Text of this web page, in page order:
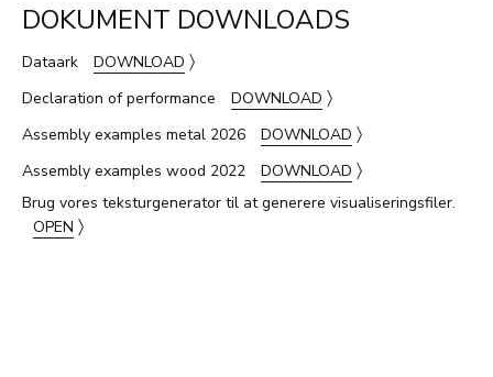
DOKUMENT DOWNLOADS
Dataark DOWNLOAD 〉
Declaration of performance DOWNLOAD 〉
Assembly examples metal 2026 DOWNLOAD 〉
Assembly examples wood 2022 DOWNLOAD 〉
Brug vores teksturgenerator til at generere visualiseringsfiler.
OPEN 〉